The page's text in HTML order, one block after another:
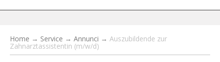
Home → Service → Annunci → Auszubildende zur
Zahnarztassistentin (m/w/d)